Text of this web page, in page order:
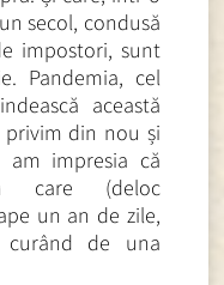
secol, condusă
impostori, sunt
Pandemia, cel
această
privim din nou și
impresia că
care (deloc
un an de zile,
de una